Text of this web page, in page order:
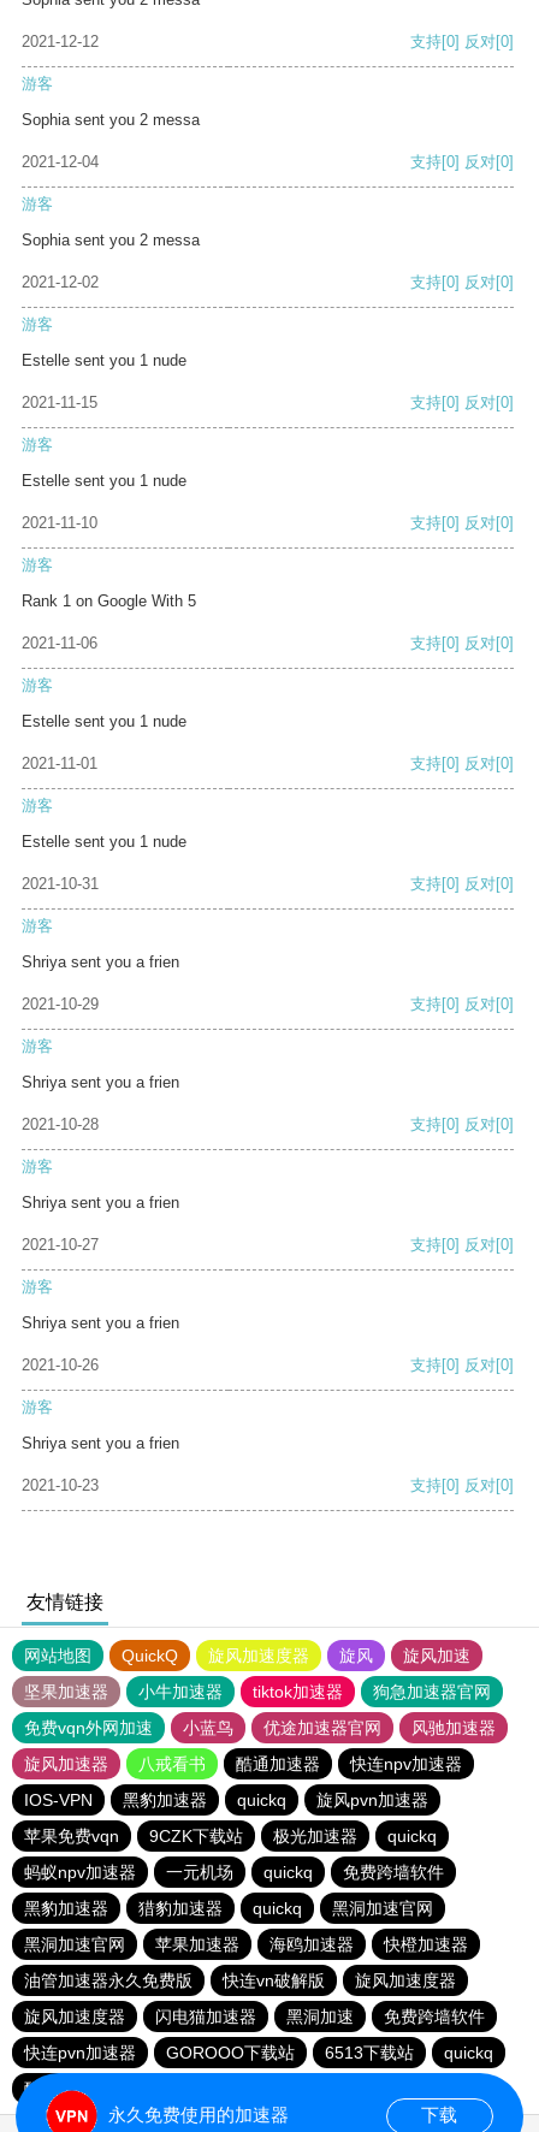
2021-12-12 支持[0] 反对[0]
游客
Sophia sent you 2 messa
2021-12-04 支持[0] 反对[0]
游客
Sophia sent you 2 messa
2021-12-02 支持[0] 反对[0]
游客
Estelle sent you 1 nude
2021-11-15 支持[0] 反对[0]
游客
Estelle sent you 1 nude
2021-11-10 支持[0] 反对[0]
游客
Rank 1 on Google With 5
2021-11-06 支持[0] 反对[0]
游客
Estelle sent you 1 nude
2021-11-01 支持[0] 反对[0]
游客
Estelle sent you 1 nude
2021-10-31 支持[0] 反对[0]
游客
Shriya sent you a frien
2021-10-29 支持[0] 反对[0]
游客
Shriya sent you a frien
2021-10-28 支持[0] 反对[0]
游客
Shriya sent you a frien
2021-10-27 支持[0] 反对[0]
游客
Shriya sent you a frien
2021-10-26 支持[0] 反对[0]
游客
Shriya sent you a frien
2021-10-23 支持[0] 反对[0]
友情链接
网站地图 QuickQ 旋风加速度器 旋风
旋风加速
坚果加速器
小牛加速器 tiktok加速器
狗急加速器官网
免费vqn外网加速
小蓝鸟 优途加速器官网
风驰加速器
旋风加速器
八戒看书 酷通加速器
快连npv加速器
IOS-VPN
黑豹加速器 quickq
旋风pvn加速器
苹果免费vqn
9CZK下载站 极光加速器
quickq
蚂蚁npv加速器
一元机场 quickq
免费跨墙软件
黑豹加速器
猎豹加速器 quickq
黑洞加速官网
黑洞加速官网
苹果加速器 海鸥加速器
快橙加速器
油管加速器永久免费版
快连vn破解版
旋风加速度器
旋风加速度器
闪电猫加速器 黑洞加速
免费跨墙软件
快连pvn加速器
GOROOO下载站 6513下载站
quickq
酷通vp加速器
永久免费使用的加速器 下载